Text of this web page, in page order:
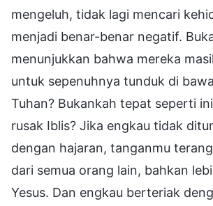
mengeluh, tidak lagi mencari
menjadi benar-benar negatif.
menunjukkan bahwa mereka
untuk sepenuhnya tunduk di
Tuhan? Bukankah tepat seperti
rusak Iblis? Jika engkau tidak
dengan hajaran, tanganmu
dari semua orang lain, bahkan
Yesus. Dan engkau berteriak